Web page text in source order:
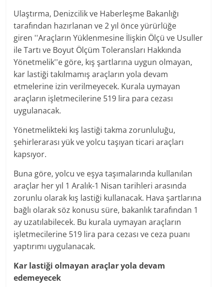
Ulaştırma, Denizcilik ve Haberleşme Bakanlığı
tarafından hazırlanan ve 2 yıl önce yürürlüğe
giren ''Araçların Yüklenmesine İlişkin Ölçü ve Usuller
ile Tartı ve Boyut Ölçüm Toleransları Hakkında
Yönetmelik''e göre, kış şartlarına uygun olmayan,
kar lastiği takılmamış araçların yola devam
etmelerine izin verilmeyecek. Kurala uymayan
araçların işletmecilerine 519 lira para cezası
uygulanacak.
Yönetmelikteki kış lastiği takma zorunluluğu,
şehirlerarası yük ve yolcu taşıyan ticari araçları
kapsıyor.
Buna göre, yolcu ve eşya taşımalarında kullanılan
araçlar her yıl 1 Aralık-1 Nisan tarihleri arasında
zorunlu olarak kış lastiği kullanacak. Hava şartlarına
bağlı olarak söz konusu süre, bakanlık tarafından 1
ay uzatılabilecek. Bu kurala uymayan araçların
işletmecilerine 519 lira para cezası ve ceza puanı
yaptırımı uygulanacak.
Kar lastiği olmayan araçlar yola devam
edemeyecek